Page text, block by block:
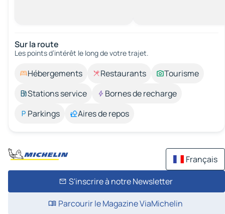
Sur la route
Les points d’intérêt le long de votre trajet.
Hébergements Restaurants
Tourisme
Stations service
Bornes de recharge
Parkings
Aires de repos
Français
S'inscrire à notre Newsletter
Parcourir le Magazine ViaMichelin